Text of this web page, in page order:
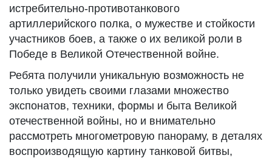
истребительно-противотанкового
артиллерийского полка, о мужестве и стойкости
участников боев, а также о их великой роли в
Победе в Великой Отечественной войне.
Ребята получили уникальную возможность не
только увидеть своими глазами множество
экспонатов, техники, формы и быта Великой
отечественной войны, но и внимательно
рассмотреть многометровую панораму, в деталях
воспроизводящую картину танковой битвы,